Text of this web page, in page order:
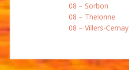
08 – Sorbon
08 – Thelonne
08 – Villers-Cernay